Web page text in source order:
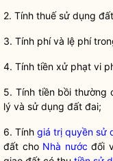
2. Tính thuế sử dụng
3. Tính phí và lệ phí
4. Tính tiền xử phạt vi
5. Tính tiền bồi thường
lý và sử dụng đất đai;
6. Tính giá trị quyền sử
đất cho Nhà nước đối